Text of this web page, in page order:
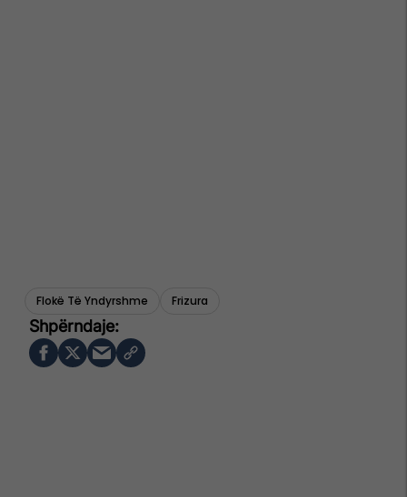
Flokë Të Yndyrshme Frizura